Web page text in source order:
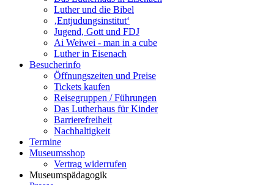
Luther und die Bibel
‚Entjudungsinstitut‘
Jugend, Gott und FDJ
Ai Weiwei - man in a cube
Luther in Eisenach
Besucherinfo
Öffnungszeiten und Preise
Tickets kaufen
Reisegruppen / Führungen
Das Lutherhaus für Kinder
Barrierefreiheit
Nachhaltigkeit
Termine
Museumsshop
Vertrag widerrufen
Museumspädagogik